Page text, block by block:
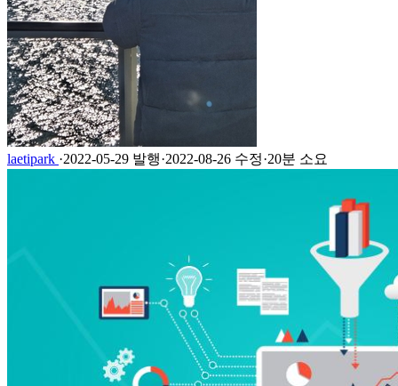
laetipark ·2022-05-29 발행·2022-08-26 수정·20분 소요